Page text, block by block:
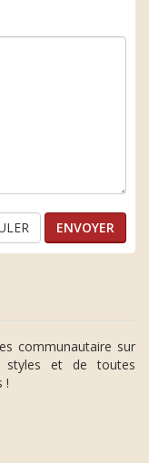
communautaire sur
et de toutes
!